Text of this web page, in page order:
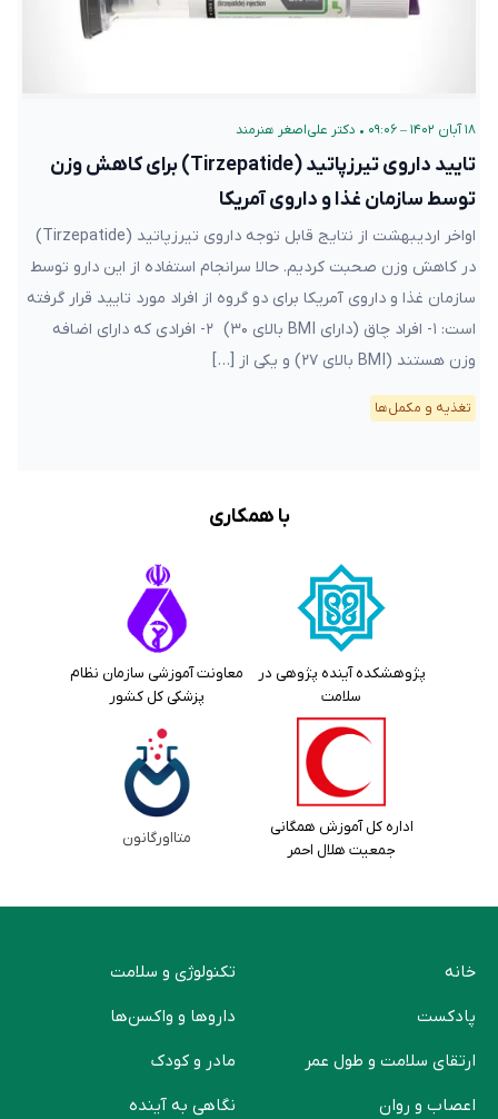
۱۸ آبان ۱۴۰۲ – ۰۹:۰۶ • دکتر علی‌اصغر هنرمند
تایید داروی تیرزپاتید (Tirzepatide) برای کاهش وزن
توسط سازمان غذا و داروی آمریکا
اواخر اردیبهشت از نتایج قابل توجه داروی تیرزپاتید (Tirzepatide)
در کاهش وزن صحبت کردیم. حالا سرانجام استفاده از این دارو توسط
سازمان غذا و داروی آمریکا برای دو گروه از افراد مورد تایید قرار گرفته
است: ۱- افراد چاق (دارای BMI بالای ۳۰) ۲- افرادی که دارای اضافه
وزن هستند (BMI بالای ۲۷) و یکی از […]
تغذیه و مکمل‌ها
با همکاری
پژوهشکده آینده پژوهی در
سلامت
معاونت آموزشی سازمان نظام
پزشکی کل کشور
اداره کل آموزش همگانی
جمعیت هلال احمر
متااورگانون
خانه
پادکست
ارتقای سلامت و طول عمر
اعصاب و روان
تکنولوژی و سلامت
دارو‌ها و واکسن‌ها
مادر و کودک
نگاهی به آینده